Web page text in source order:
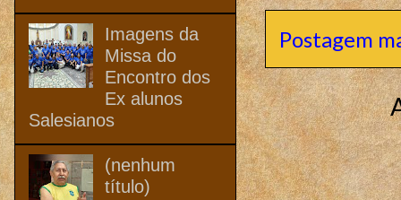
Postagem
Imagens da
Missa do
Encontro dos
Ex alunos
Salesianos
(nenhum
título)